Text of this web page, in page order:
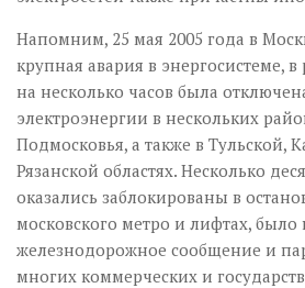
Напомним, 25 мая 2005 года в
крупная авария в энергосистеме, в
на несколько часов была
электроэнергии в нескольких
Подмосковья, а также в Тульской,
Рязанской областях. Несколько
оказались заблокированы в
московского метро и лифтах,
железнодорожное сообщение и
многих коммерческих и